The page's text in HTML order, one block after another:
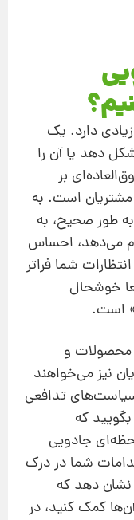
دارد. یک
دهد یا آن‌ را
بر
مشتریان است. به‌
طور صحیح، به‌
می‌دهد، احساس
شما فراتر
خوشحال
است.
محصولات و
نیز می‌خواهند
تدافعی
که
جادویی
شما در درک
نشان دهد که
کمک کنید، در